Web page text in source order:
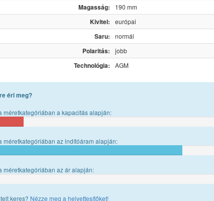
Magasság: 190 mm
Kivitel: európai
Saru: normál
Polaritás: jobb
Technológia: AGM
éri meg?
méretkategóriában a kapacitás alapján:
méretkategóriában az indítóáram alapján:
méretkategóriában az ár alapján:
keres? Nézze meg a helyettesítőket!